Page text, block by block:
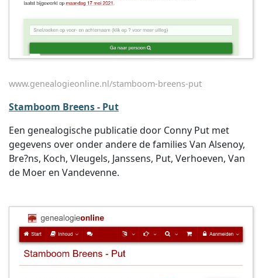
www.genealogieonline.nl/stamboom-breens-put
Stamboom Breens - Put
Een genealogische publicatie door Conny Put met
gegevens over onder andere de families Van Alsenoy,
Bre?ns, Koch, Vleugels, Janssens, Put, Verhoeven, Van
de Moer en Vandevenne.